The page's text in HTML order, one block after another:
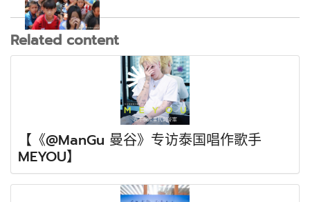
Related content
【《@ManGu 曼谷》专访泰国唱作歌手
MEYOU】